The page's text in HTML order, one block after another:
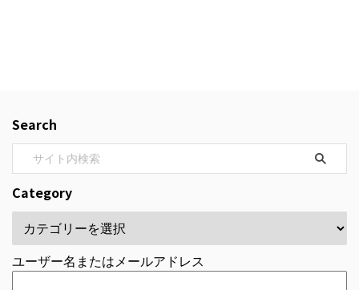
Search
Category
ユーザー名またはメールアドレス